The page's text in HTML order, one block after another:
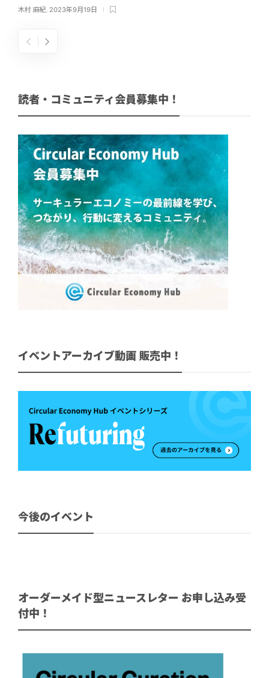
木村 麻紀, 2023年9月19日
読者・コミュニティ会員募集中！
イベントアーカイブ動画 販売中！
今後のイベント
オーダーメイド型ニュースレター お申し込み受
付中！